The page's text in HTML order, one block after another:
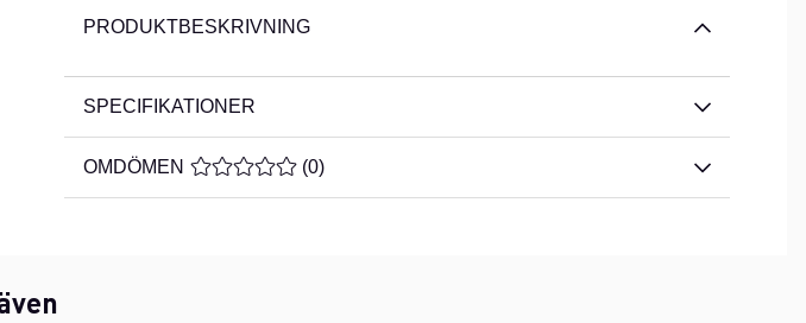
PRODUKTBESKRIVNING
SPECIFIKATIONER
OMDÖMEN MEDELBETYG 0 AV 5 ANTAL BETYG 0
(0)